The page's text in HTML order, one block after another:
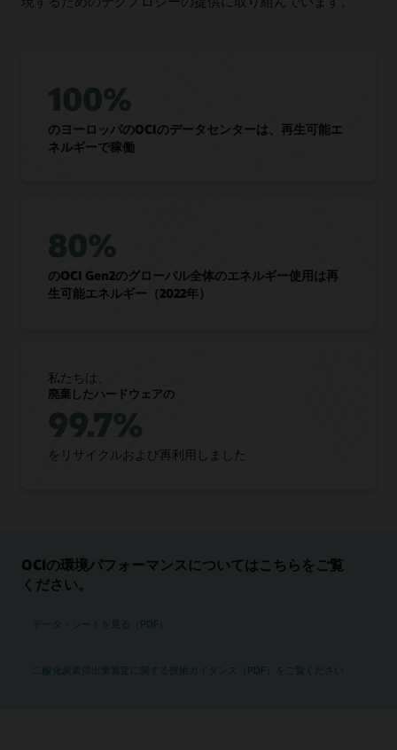
100%
のヨーロッパのOCIのデータセンターは、再生可能エ
ネルギーで稼働
80%
のOCI Gen2のグローバル全体のエネルギー使用は再
生可能エネルギー（2022年）
私たちは、
廃棄したハードウェアの
99.7%
をリサイクルおよび再利用しました
OCIの環境パフォーマンスについてはこちらをご覧
ください。
データ・シートを見る（PDF）
二酸化炭素排出量算定に関する技術ガイダンス（PDF）をご覧ください